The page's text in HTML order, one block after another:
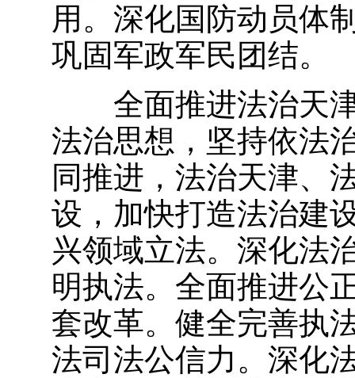
用。深化国防动员体
巩固军政军民团结。
全面推进法治天
法治思想，坚持依法
同推进，法治天津、
设，加快打造法治建
兴领域立法。深化法
明执法。全面推进公
套改革。健全完善执
法司法公信力。深化